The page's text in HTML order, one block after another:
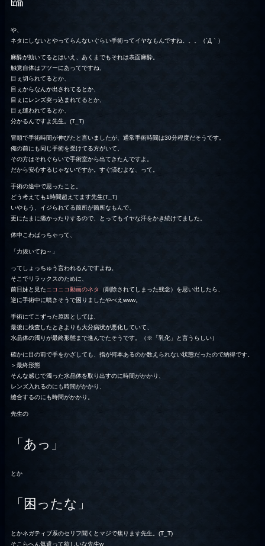
や、
ネタにしないとやってらんないぐらい手術ってイヤなもんですね。。。（´Д｀）
麻酔が効いてるとはいえ、あくまでもそれは表面麻酔。
触覚自体はフツーにあってですね、
目ぇ切られてるとか、
目ぇからなんか出されてるとか、
目ぇにレンズ突っ込まれてるとか、
目ぇ縫われてるとか、
分かるんですよ先生。(T_T)
冒頭で手術時間が伸びたと言いましたが、通常手術時間は30分程度だそうです。
俺の前にも同じ手術を受けてる方がいて、
その方はそれぐらいで手術室から出てきたんですよ。
だから安心するじゃないですか。すぐ済むよな、って。
手術の途中で思ったこと。
どう考えても1時間超えてます先生(T_T)
いやもう、イジられてる箇所が箇所なもんで、
更にたまに痛かったりするので、とってもイヤな汗をかき続けてました。
体中こわばっちゃって、
「力抜いてね～」
ってしょっちゅう言われるんですよね。
そこでリラックスのために、
前日妹と見た ニコニコ動画のネタ （削除されてしまった残念）を思い出したら、
逆に手術中に噴きそうで困りましたやべえwww。
手術にてこずった原因としては、
最後に検査したときよりも大分病状が悪化していて、
水晶体の濁りが最終形態まで進んでたそうです。（※「乳化」と言うらしい）
確かに目の前で手をかざしても、指が何本あるのか数えられない状態だったので納得です。
＞最終形態
そんな感じで濁った水晶体を取り出すのに時間がかかり、
レンズ入れるのにも時間がかかり、
縫合するのにも時間がかかり。
先生の
「あっ」
とか
「困ったな」
とかネガティブ系のセリフ聞くとマジで焦ります先生。(T_T)
そこらへん気遣って欲しいな先生w